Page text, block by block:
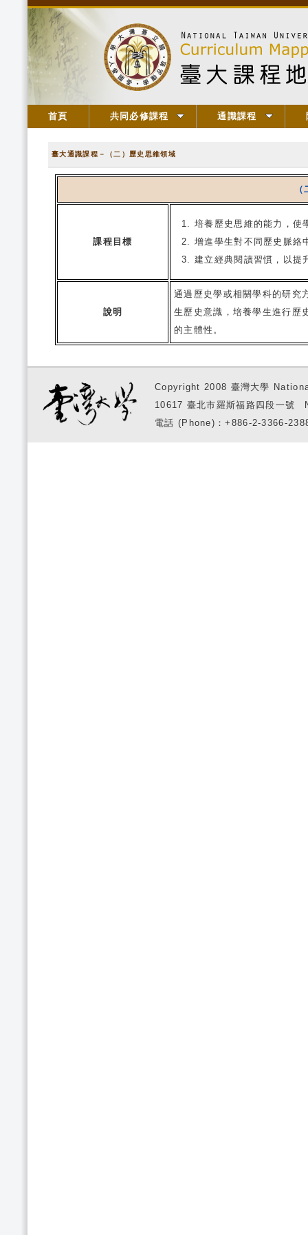
首頁 共同必修課程 通識課程
臺大通識課程－（二）歷史思維領域
課程目標
培養歷史思維的能力，使
增進學生對不同歷史脈絡
建立經典閱讀習慣，以提
說明
通過歷史學或相關學科的研究
生歷史意識，培養學生進行歷
的主體性。
Copyright 2008 臺灣大學
10617 臺北市羅斯福路四段一
電話 (Phone)：+886-2-3366-